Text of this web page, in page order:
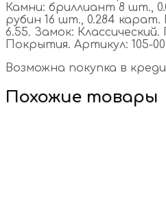
Камни: бриллиант 8 шт.,
рубин 16 шт., 0.284 карат.
6.55. Замок:
Покрытия. Артикул: 105-
Возможна покупка в
Похожие товары